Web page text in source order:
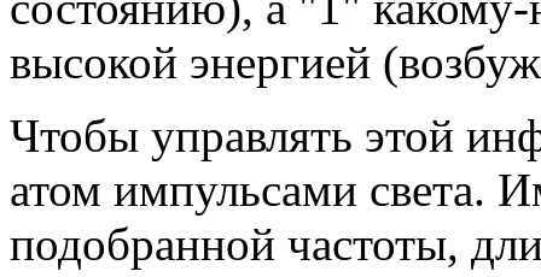
высокой энергией
Чтобы управлять этой
атом импульсами света.
подобранной частоты,